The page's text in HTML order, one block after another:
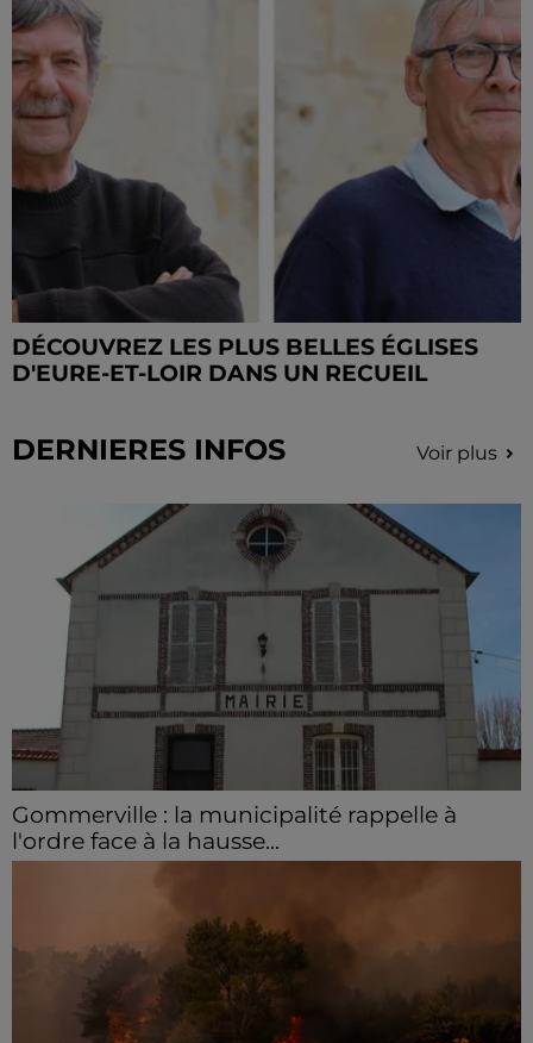
DÉCOUVREZ LES PLUS BELLES ÉGLISES
D'EURE-ET-LOIR DANS UN RECUEIL
DERNIERES INFOS Voir plus
Gommerville : la municipalité rappelle à
l'ordre face à la hausse...
Incrustation de déchets, déjections sur les sites
hausse des incivilités, la mairie de Gommerville
hausse...